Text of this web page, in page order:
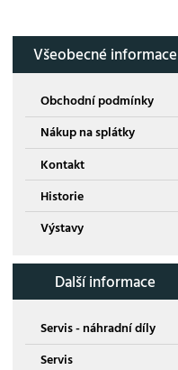
Všeobecné informace
Obchodní podmínky
Nákup na splátky
Kontakt
Historie
Výstavy
Další informace
Servis - náhradní díly
Servis